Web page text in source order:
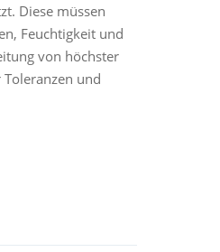
Diese müssen
Feuchtigkeit und
von höchster
und